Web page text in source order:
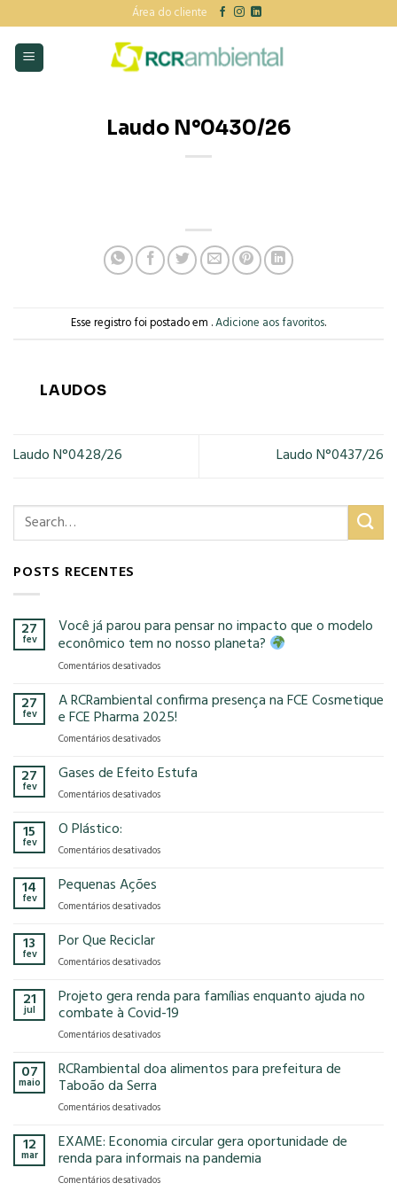
to
content
Área do cliente
Laudo N°0430/26
Esse registro foi postado em .Adicione aos favoritos.
LAUDOS
Laudo N°0428/26 Laudo N°0437/26
POSTS RECENTES
27
fev
Você já parou para pensar no impacto que o modelo
econômico tem no nosso planeta?
Comentários desativadosem
já
parou
para
pensar
impacto
o
tem
27
fev
A RCRambiental confirma presença na FCE Cosmetique
e FCE Pharma 2025!
Comentários desativadosem
RCRambiental
presença
e
2025!
27
fev
Gases de Efeito Estufa
Comentários desativadosem
Estufa
15
fev
O Plástico:
Comentários desativadosem
14
fev
Pequenas Ações
Comentários desativadosem
13
fev
Por Que Reciclar
Comentários desativadosem
Que
Reciclar
21
jul
Projeto gera renda para famílias enquanto ajuda no
combate à Covid-19
Comentários desativadosem
gera
famílias
ajuda
no
à
07
maio
RCRambiental doa alimentos para prefeitura de
Taboão da Serra
Comentários desativadosem
doa
alimentos
para
prefeitura
12
mar
EXAME: Economia circular gera oportunidade de
renda para informais na pandemia
Comentários desativadosem